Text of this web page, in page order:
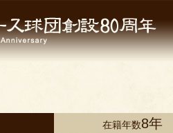
在籍年数8年